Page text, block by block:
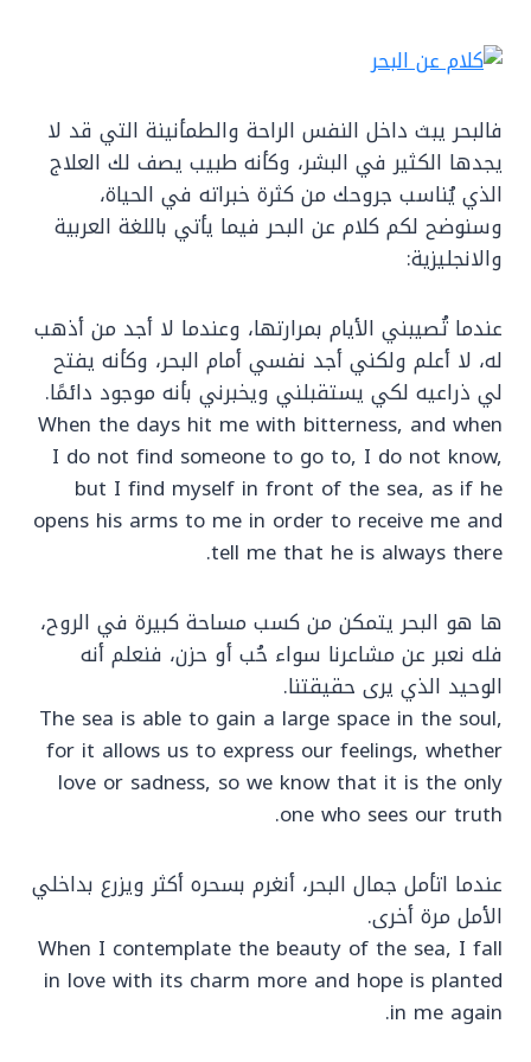
فالبحر يبث داخل النفس الراحة والطمأنينة التي قد لا
يجدها الكثير في البشر، وكأنه طبيب يصف لك العلاج
الذي يُناسب جروحك من كثرة خبراته في الحياة،
وسنوضح لكم كلام عن البحر فيما يأتي باللغة العربية
والانجليزية:
عندما تُصيبني الأيام بمرارتها، وعندما لا أجد من أذهب
له، لا أعلم ولكني أجد نفسي أمام البحر، وكأنه يفتح
لي ذراعيه لكي يستقبلني ويخبرني بأنه موجود دائمًا.
When the days hit me with bitterness, and when
I do not find someone to go to, I do not know,
but I find myself in front of the sea, as if he
opens his arms to me in order to receive me and
tell me that he is always there.
ها هو البحر يتمكن من كسب مساحة كبيرة في الروح،
فله نعبر عن مشاعرنا سواء حُب أو حزن، فنعلم أنه
الوحيد الذي يرى حقيقتنا.
The sea is able to gain a large space in the soul,
for it allows us to express our feelings, whether
love or sadness, so we know that it is the only
one who sees our truth.
عندما اتأمل جمال البحر، أنغرم بسحره أكثر ويزرع بداخلي
الأمل مرة أخرى.
When I contemplate the beauty of the sea, I fall
in love with its charm more and hope is planted
in me again.